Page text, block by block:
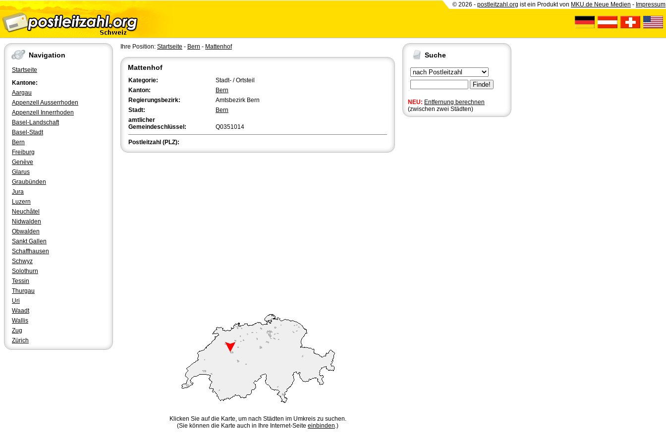
© 2026 - postleitzahl.org ist ein Produkt von MKU.de Neue Medien - Impressum
Navigation
Startseite
Kantone:
Aargau
Appenzell Ausserrhoden
Appenzell Innerrhoden
Basel-Landschaft
Basel-Stadt
Bern
Freiburg
Genève
Glarus
Graubünden
Jura
Luzern
Neuchâtel
Nidwalden
Obwalden
Sankt Gallen
Schaffhausen
Schwyz
Solothurn
Tessin
Thurgau
Uri
Waadt
Wallis
Zug
Zürich
Suche
NEU: Entfernung berechnen
(zwischen zwei Städten)
Ihre Position: Startseite - Bern - Mattenhof
Mattenhof
Kategorie:
Stadt- / Ortsteil
Kanton:
Bern
Regierungsbezirk:
Amtsbezirk Bern
Stadt:
Bern
amtlicher
Gemeindeschlüssel:
Q0351014
Postleitzahl (PLZ):
Klicken Sie auf die Karte, um nach Städten im Umkreis zu suchen.
(Sie können die Karte auch in Ihre Internet-Seite einbinden.)